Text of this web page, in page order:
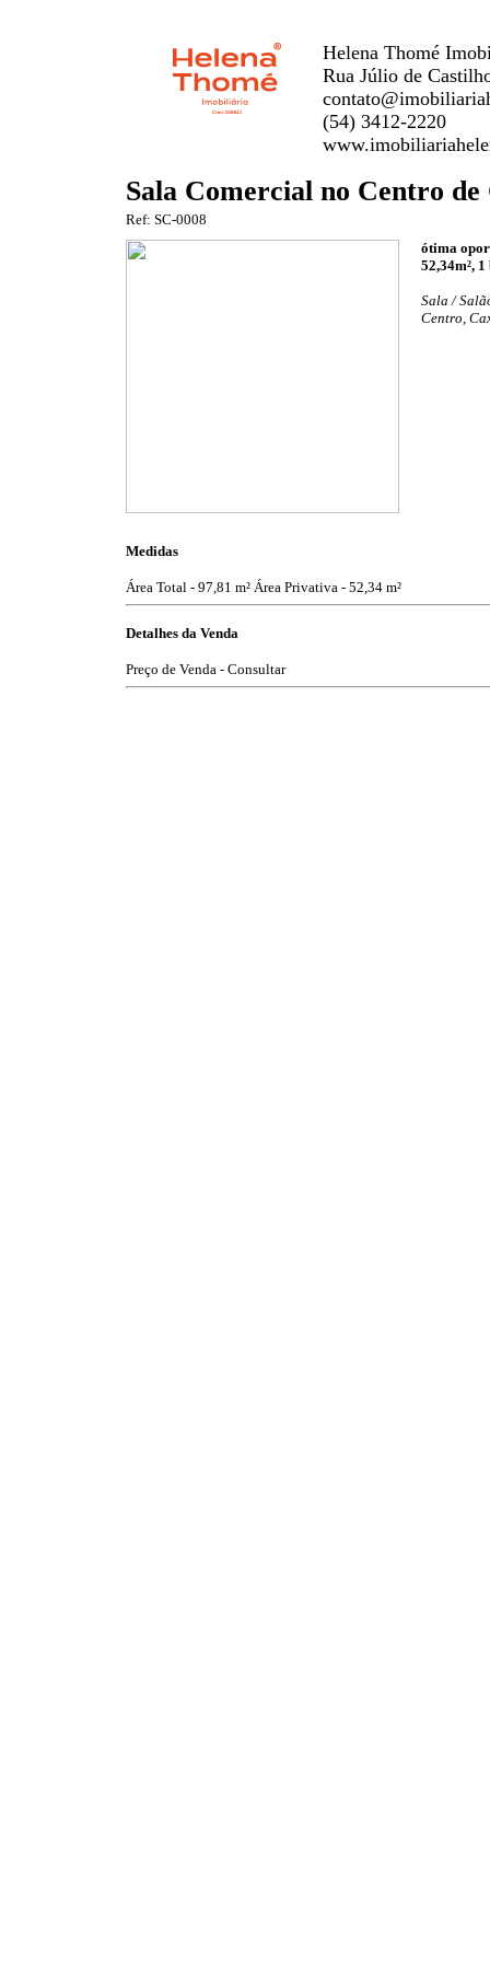
Helena Thomé
Rua Júlio de
(54) 3412-2220
Sala Comercial no Centro de
Ref: SC-0008
ótima
52,34m²,
Sala /
Centro,
Medidas
Área Total - 97,81 m² Área Privativa - 52,34 m²
Detalhes da Venda
Preço de Venda - Consultar